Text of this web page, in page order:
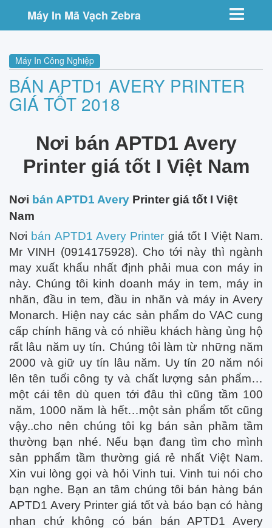
Toggle
Máy In Mã Vạch Zebra
Máy In Công Nghiệp
BÁN APTD1 AVERY PRINTER
GIÁ TỐT 2018
Nơi bán APTD1 Avery
Printer giá tốt I Việt Nam
Nơi bán APTD1 Avery Printer giá tốt I Việt
Nam
Nơi bán APTD1 Avery Printer giá tốt I Việt Nam.
Mr VINH (0914175928). Cho tới này thì ngành
may xuất khẩu nhất định phải mua con máy in
này. Chúng tôi kinh doanh máy in tem, máy in
nhãn, đầu in tem, đầu in nhãn và máy in Avery
Monarch. Hiện nay các sản phẩm do VAC cung
cấp chính hãng và có nhiều khách hàng ủng hộ
rất lâu năm uy tín. Chúng tôi làm từ những năm
2000 và giữ uy tín lâu năm. Uy tín 20 năm nói
lên tên tuổi công ty và chất lượng sản phẩm…
một cái tên dù quen tới đâu thì cũng tầm 100
năm, 1000 năm là hết…một sản phẩm tốt cũng
vậy..cho nên chúng tôi kg bán sản phầm tầm
thường bạn nhé. Nếu bạn đang tìm cho mình
sản pphẩm tầm thường giá rẻ nhất Việt Nam.
Xin vui lòng gọi và hỏi Vinh tui. Vinh tui nói cho
bạn nghe. Bạn an tâm chúng tôi bán hàng bán
APTD1 Avery Printer giá tốt và báo bạn có hàng
nhan chứ không có bán bán APTD1 Avery